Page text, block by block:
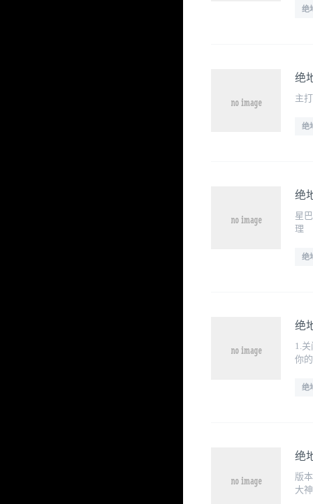
绝
绝
主
绝
绝
星
理
绝
绝
1.
你
绝
绝
版
大